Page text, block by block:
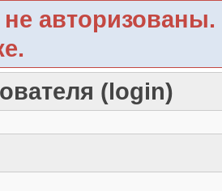
авторизованы.
(login)